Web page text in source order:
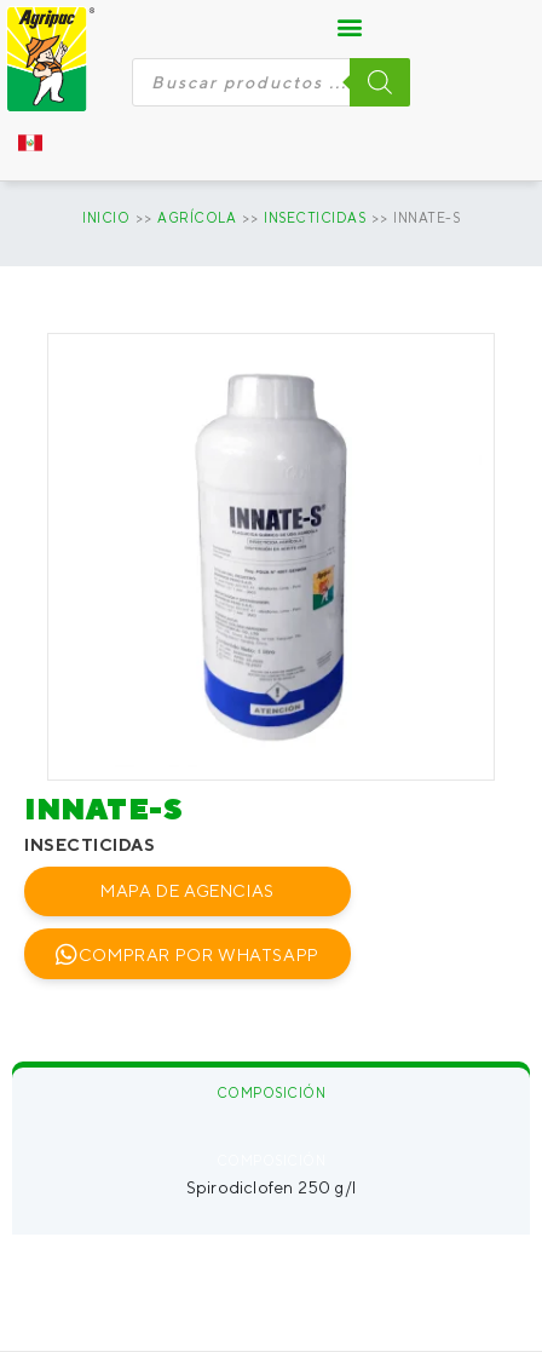
Ir
al
contenido
Búsqueda
INICIO >> AGRÍCOLA >> INSECTICIDAS >> INNATE-S
INNATE-S
INSECTICIDAS
MAPA DE AGENCIAS
COMPRAR POR WHATSAPP
COMPOSICIÓN
Spirodiclofen 250 g/l